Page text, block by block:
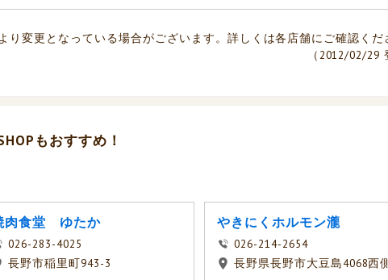
り変更となっている場合がございます。詳しくは各店舗にご確認くだ
（2012/02/29
もおすすめ！
肉食堂 ゆたか
026-283-4025
長野市稲里町943-3
やきにくホルモン瀧
026-214-2654
長野県長野市大豆島4068西